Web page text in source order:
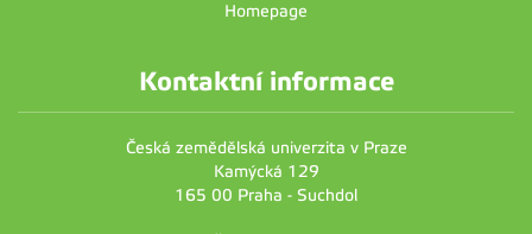
Homepage
Kontaktní informace
Česká zemědělská univerzita v Praze
Kamýcká 129
165 00 Praha - Suchdol